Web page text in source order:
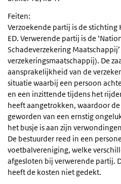
Feiten:
Verzoekende partij is de stichting
ED. Verwerende partij is de
Schadeverzekering
verzekeringsmaatschappij). De
aansprakelijkheid van de
situatie waarbij een persoon
en een inzittende tijdens het
heeft aangetrokken, waardoor
geworden van een ernstig
het busje is aan zijn
De bestuurder reed in een
voetbalvereniging, welke
afgesloten bij verwerende partij.
heeft de kosten niet gedekt.